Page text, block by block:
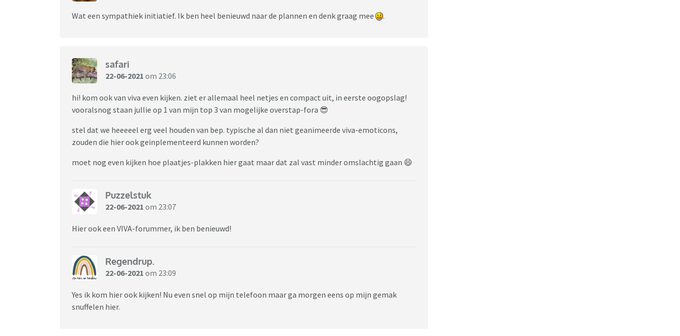
Wat een sympathiek initiatief. Ik ben heel benieuwd naar de plannen en denk graag mee .
safari
22-06-2021 om 23:06
hi! kom ook van viva even kijken. ziet er allemaal heel netjes en compact uit, in eerste oogopslag!
vooralsnog staan jullie op 1 van mijn top 3 van mogelijke overstap-fora 😎
stel dat we heeeeel erg veel houden van bep. typische al dan niet geanimeerde viva-emoticons,
zouden die hier ook geinplementeerd kunnen worden?
moet nog even kijken hoe plaatjes-plakken hier gaat maar dat zal vast minder omslachtig gaan 😄
Puzzelstuk
22-06-2021 om 23:07
Hier ook een VIVA-forummer, ik ben benieuwd!
Regendrup.
22-06-2021 om 23:09
Yes ik kom hier ook kijken! Nu even snel op mijn telefoon maar ga morgen eens op mijn gemak
snuffelen hier.